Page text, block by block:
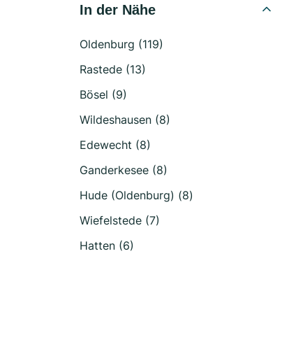
In der Nähe
Oldenburg (119)
Rastede (13)
Bösel (9)
Wildeshausen (8)
Edewecht (8)
Ganderkesee (8)
Hude (Oldenburg) (8)
Wiefelstede (7)
Hatten (6)